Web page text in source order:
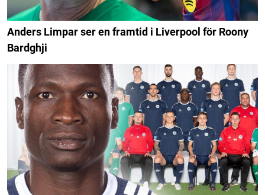
Anders Limpar ser en framtid i Liverpool för Roony
Bardghji